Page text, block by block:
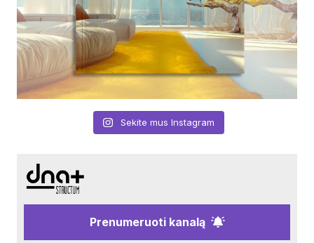
Sekite mus Instagram
Prenumeruoti kanalą